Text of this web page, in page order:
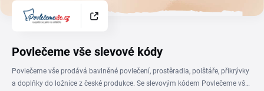
Povlečeme vše slevové kódy
Povlečeme vše prodává bavlněné povlečení, prostěradla, polštáře, přikrývky
a doplňky do ložnice z české produkce. Se slevovým kódem Povlečeme vše